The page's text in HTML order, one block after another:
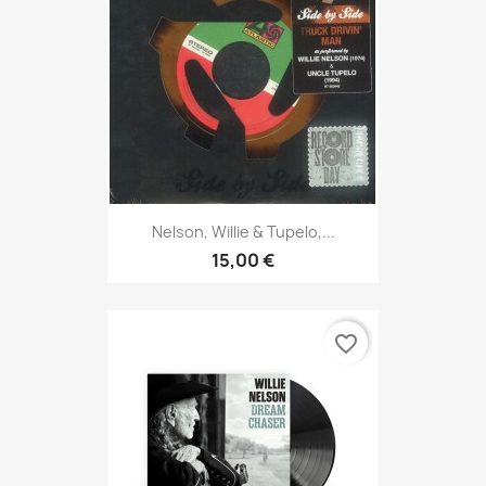
Nelson, Willie & Tupelo,...
15,00 €
favorite_border